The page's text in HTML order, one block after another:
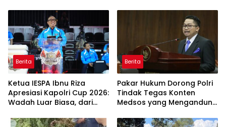
Polres Sejak Juli
Rekrutmen Polri
Berita
Ketua IESPA Ibnu Riza
Apresiasi Kapolri Cup 2026:
Wadah Luar Biasa, dari
Nasional
Berita
Pakar Hukum Dorong Polri
Tindak Tegas Konten
Medsos yang Mengandung